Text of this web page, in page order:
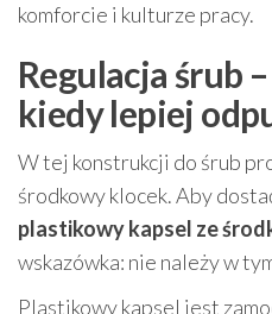
komforcie i kulturze pracy.
Regulacja śrub
kiedy lepiej
W tej konstrukcji do śrub
środkowy klocek. Aby
plastikowy kapsel ze
wskazówka: nie należy w
Plastikowy kapsel jest